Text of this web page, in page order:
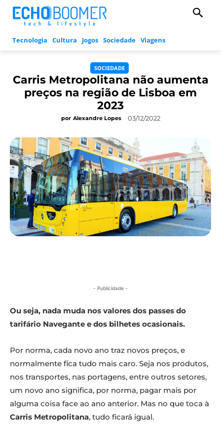
Tecnologia Cultura Jogos Sociedade Viagens
SOCIEDADE
Carris Metropolitana não aumenta
preços na região de Lisboa em
2023
por Alexandre Lopes 03/12/2022
- Publicidade -
Ou seja, nada muda nos valores dos passes do
tarifário Navegante e dos bilhetes ocasionais.
Por norma, cada novo ano traz novos preços, e
normalmente fica tudo mais caro. Seja nos produtos,
nos transportes, nas portagens, entre outros setores,
um novo ano significa, por norma, pagar mais por
alguma coisa face ao ano anterior. Mas no que toca à
Carris Metropolitana, tudo ficará igual.